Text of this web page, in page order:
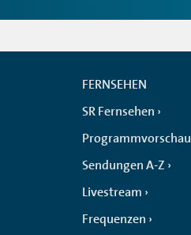
FERNSEHEN
SR Fernsehen
Programmvorschau
Sendungen A-Z
Livestream
Frequenzen